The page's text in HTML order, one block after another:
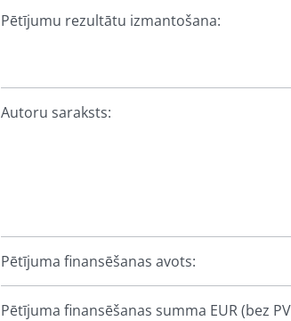
Pētījumu rezultātu izmantošana:
Autoru saraksts:
Pētījuma finansēšanas avots:
Pētījuma finansēšanas summa EUR (bez